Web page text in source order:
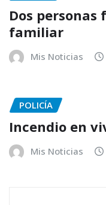
Dos
familiar
Mis Noticias
POLICÍA
Incendio en
Mis Noticias